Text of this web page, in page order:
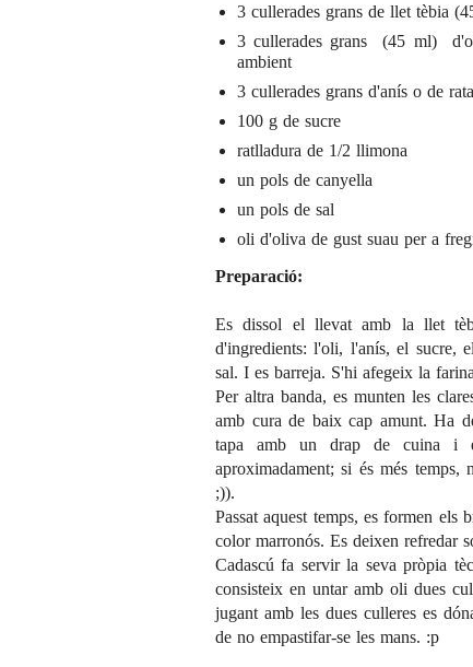
3 cullerades grans de llet tèbia
3 cullerades grans (45 ml)
ambient
3 cullerades grans d'anís o de
100 g de sucre
ratlladura de 1/2 llimona
un pols de canyella
un pols de sal
oli d'oliva de gust suau per a
Preparació:
Es dissol el llevat amb la llet
d'ingredients: l'oli, l'anís, el sucre,
sal. I es barreja. S'hi afegeix la
Per altra banda, es munten les
amb cura de baix cap amunt. Ha
tapa amb un drap de cuina i
aproximadament; si és més temps,
;)).
Passat aquest temps, es formen
color marronós. Es deixen refredar
Cadascú fa servir la seva pròpia
consisteix en untar amb oli dues
jugant amb les dues culleres es
de no empastifar-se les mans. :p